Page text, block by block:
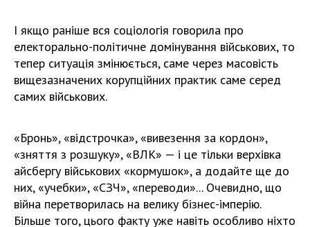
І якщо раніше вся соціологія говорила про
електорально-політичне домінування військових, то
тепер ситуація змінюється, саме через масовість
вищезазначених корупційних практик саме серед
самих військових.
«Бронь», «відстрочка», «вивезення за кордон»,
«зняття з розшуку», «ВЛК» — і це тільки верхівка
айсбергу військових «кормушок», а додайте ще до
них, «учебки», «СЗЧ», «переводи»... Очевидно, що
війна перетворилась на велику бізнес-імперію.
Більше того, цього факту уже навіть особливо ніхто